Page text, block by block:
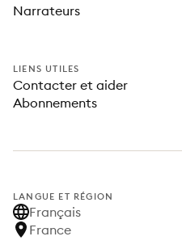
Narrateurs
LIENS UTILES
Contacter et aider
Abonnements
LANGUE ET RÉGION
Français
France